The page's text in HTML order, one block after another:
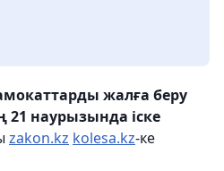
жалға беру
наурызында іске
zakon.kz kolesa.kz-ке